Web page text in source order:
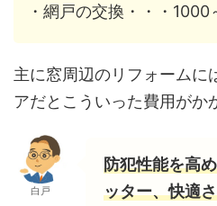
・網戸の交換・・・
主に窓周辺のリフォームに
アだとこういった費用がか
白戸
防犯性能を高
ッター、快適